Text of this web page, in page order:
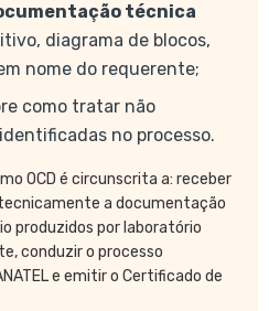
técnica
diagrama de blocos,
nome do requerente;
como tratar não
no processo.
OCD é circunscrita a: receber
a documentação
produzidos por laboratório
conduzir o processo
e emitir o Certificado de